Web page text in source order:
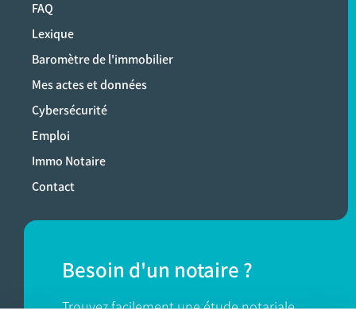
FAQ
Lexique
Baromètre de l'immobilier
Mes actes et données
Cybersécurité
Emploi
Immo Notaire
Contact
Besoin d'un notaire ?
Trouvez facilement une étude notariale